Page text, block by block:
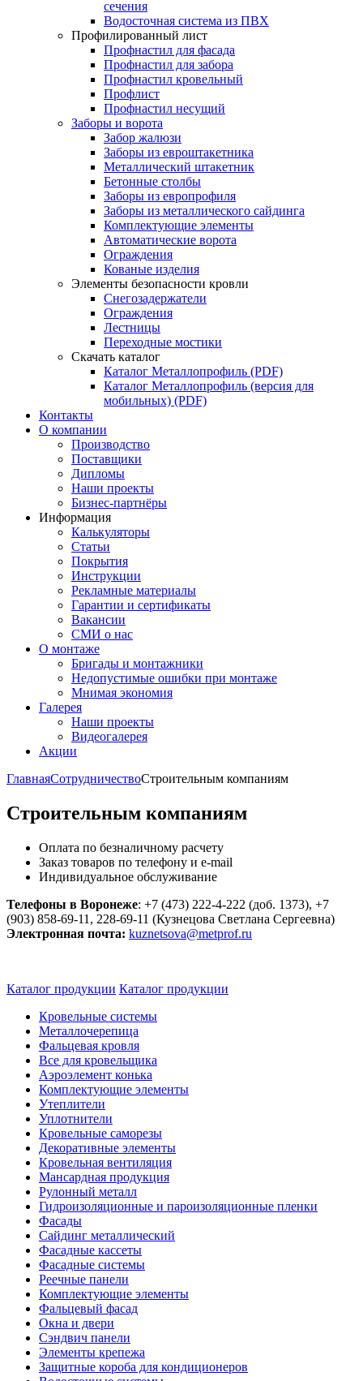
сечения
Водосточная система из ПВХ
Профилированный лист
Профнастил для фасада
Профнастил для забора
Профнастил кровельный
Профлист
Профнастил несущий
Заборы и ворота
Забор жалюзи
Заборы из евроштакетника
Металлический штакетник
Бетонные столбы
Заборы из европрофиля
Заборы из металлического сайдинга
Комплектующие элементы
Автоматические ворота
Ограждения
Кованые изделия
Элементы безопасности кровли
Снегозадержатели
Ограждения
Лестницы
Переходные мостики
Скачать каталог
Каталог Металлопрофиль (PDF)
Каталог Металлопрофиль (версия для
мобильных) (PDF)
Контакты
О компании
Производство
Поставщики
Дипломы
Наши проекты
Бизнес-партнёры
Информация
Калькуляторы
Статьи
Покрытия
Инструкции
Рекламные материалы
Гарантии и сертификаты
Вакансии
СМИ о нас
О монтаже
Бригады и монтажники
Недопустимые ошибки при монтаже
Мнимая экономия
Галерея
Наши проекты
Видеогалерея
Акции
ГлавнаяСотрудничествоСтроительным компаниям
Строительным компаниям
Оплата по безналичному расчету
Заказ товаров по телефону и e-mail
Индивидуальное обслуживание
Телефоны в Воронеже: +7 (473) 222-4-222 (доб. 1373), +7
(903) 858-69-11, 228-69-11 (Кузнецова Светлана Сергеевна)
Электронная почта: kuznetsova@metprof.ru
Каталог продукции Каталог продукции
Кровельные системы
Металлочерепица
Фальцевая кровля
Все для кровельщика
Аэроэлемент конька
Комплектующие элементы
Утеплители
Уплотнители
Кровельные саморезы
Декоративные элементы
Кровельная вентиляция
Мансардная продукция
Рулонный металл
Гидроизоляционные и пароизоляционные пленки
Фасады
Сайдинг металлический
Фасадные кассеты
Фасадные системы
Реечные панели
Комплектующие элементы
Фальцевый фасад
Окна и двери
Сэндвич панели
Элементы крепежа
Защитные короба для кондиционеров